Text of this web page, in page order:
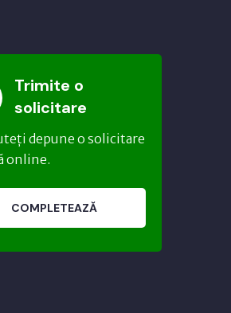
Trimite o
solicitare
depune o solicitare
online.
COMPLETEAZĂ